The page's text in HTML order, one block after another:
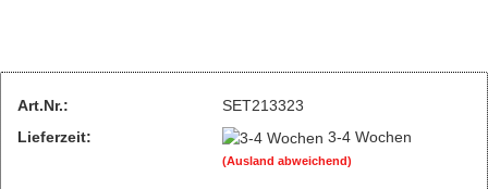
Art.Nr.:
SET213323
Lieferzeit:
3-4 Wochen
(Ausland abweichend)